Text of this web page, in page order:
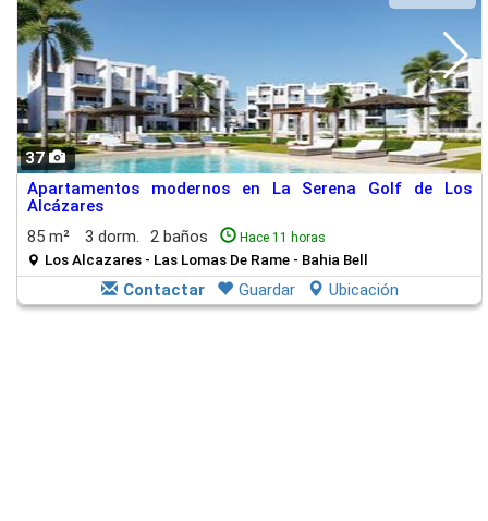
37
Apartamentos modernos en La Serena Golf de Los
Alcázares
85 m²
3 dorm. 2 baños Hace 11 horas
Los Alcazares - Las Lomas De Rame - Bahia Bell
Contactar Guardar Ubicación